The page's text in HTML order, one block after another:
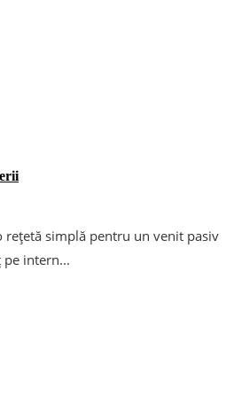
simplă pentru un venit pasiv
intern...